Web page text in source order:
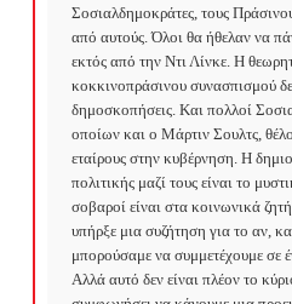
Σοσιαλδημοκράτες, τους
από αυτούς. Όλοι θα ήθελαν να
εκτός από την Ντι Λίνκε. Η
κοκκινοπράσινου συνασπισμού
δημοσκοπήσεις. Και πολλοί
οποίων και ο Μάρτιν Σουλτς,
εταίρους στην κυβέρνηση. Η
πολιτικής μαζί τους είναι το
σοβαροί είναι στα κοινωνικά
υπήρξε μια συζήτηση για το αν,
μπορούσαμε να συμμετέχουμε σε
Αλλά αυτό δεν είναι πλέον το